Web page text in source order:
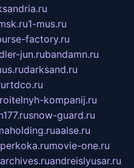
1-mus.ru
factory.ru
jun.rubandamn.ru
darksand.ru
rtdco.ru
kompanij.ru
snow-guard.ru
aalse.ru
perkoka.rumovie-one.ru
andreislyusar.ru